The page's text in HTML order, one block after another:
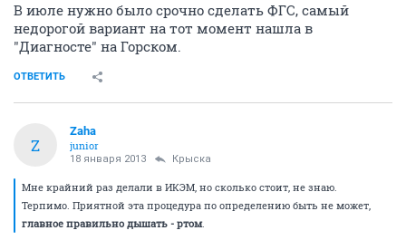
В июле нужно было срочно сделать ФГС, самый
недорогой вариант на тот момент нашла в
"Диагносте" на Горском.
ОТВЕТИТЬ
Z
Zaha
junior
18 января 2013 Крыска
Мне крайний раз делали в ИКЭМ, но сколько стоит, не знаю.
Терпимо. Приятной эта процедура по определению быть не может,
главное правильно дышать - ртом.